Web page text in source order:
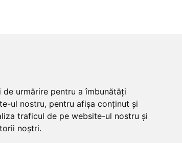
urmărire pentru a îmbunătăți
ul nostru, pentru afișa conținut și
traficul de pe website-ul nostru și
noștri.
Ochelari de soare Oakley
Ochelari de soare Alpina
Intretinere manusi